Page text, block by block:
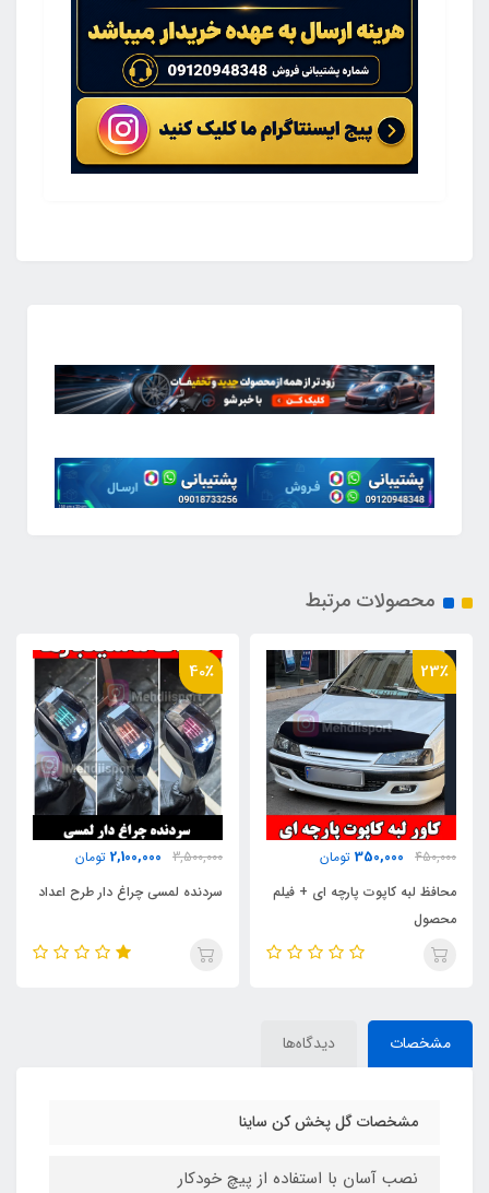
محصولات مرتبط
40٪
3,500,000
2,100,000
سردنده لمسی چراغ دار طرح اعداد
24٪
650,000
500,000 تومان
نگین زنبوری سپر دنا / دنا پلاس
مشخصات دیدگاه‌ها
مشخصات گل پخش کن ساینا
نصب آسان با استفاده از پیچ خودکار